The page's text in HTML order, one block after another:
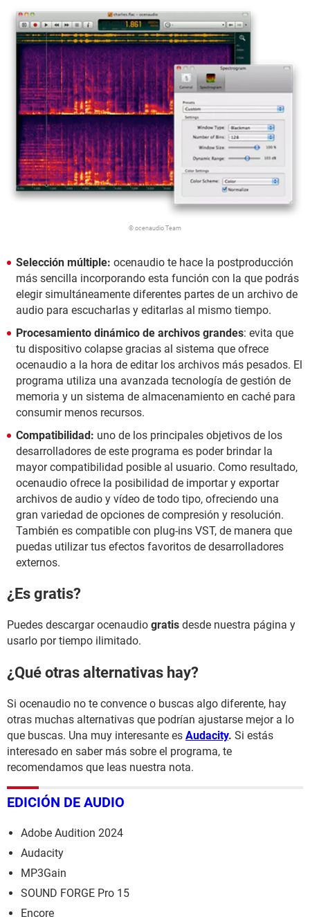
© ocenaudio Team
Selección múltiple: ocenaudio te hace la postproducción
más sencilla incorporando esta función con la que podrás
elegir simultáneamente diferentes partes de un archivo de
audio para escucharlas y editarlas al mismo tiempo.
Procesamiento dinámico de archivos grandes: evita que
tu dispositivo colapse gracias al sistema que ofrece
ocenaudio a la hora de editar los archivos más pesados. El
programa utiliza una avanzada tecnología de gestión de
memoria y un sistema de almacenamiento en caché para
consumir menos recursos.
Compatibilidad: uno de los principales objetivos de los
desarrolladores de este programa es poder brindar la
mayor compatibilidad posible al usuario. Como resultado,
ocenaudio ofrece la posibilidad de importar y exportar
archivos de audio y vídeo de todo tipo, ofreciendo una
gran variedad de opciones de compresión y resolución.
También es compatible con plug-ins VST, de manera que
puedas utilizar tus efectos favoritos de desarrolladores
externos.
¿Es gratis?
Puedes descargar ocenaudio gratis desde nuestra página y
usarlo por tiempo ilimitado.
¿Qué otras alternativas hay?
Si ocenaudio no te convence o buscas algo diferente, hay
otras muchas alternativas que podrían ajustarse mejor a lo
que buscas. Una muy interesante es Audacity. Si estás
interesado en saber más sobre el programa, te
recomendamos que leas nuestra nota.
EDICIÓN DE AUDIO
Adobe Audition 2024
Audacity
MP3Gain
SOUND FORGE Pro 15
Encore